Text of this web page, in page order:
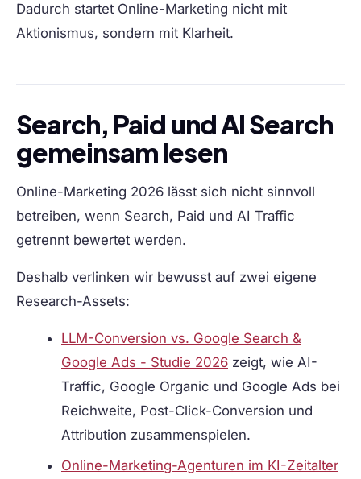
Dadurch startet Online-Marketing nicht mit
Aktionismus, sondern mit Klarheit.
Search, Paid und AI Search
gemeinsam lesen
Online-Marketing 2026 lässt sich nicht sinnvoll
betreiben, wenn Search, Paid und AI Traffic
getrennt bewertet werden.
Deshalb verlinken wir bewusst auf zwei eigene
Research-Assets:
LLM-Conversion vs. Google Search &
Google Ads - Studie 2026 zeigt, wie AI-
Traffic, Google Organic und Google Ads bei
Reichweite, Post-Click-Conversion und
Attribution zusammenspielen.
Online-Marketing-Agenturen im KI-Zeitalter